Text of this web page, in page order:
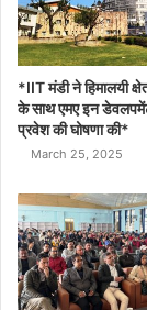
*IIT मंडी ने हिमालयी
के साथ एमए इन
प्रवेश की घोषणा की*
March 25, 2025